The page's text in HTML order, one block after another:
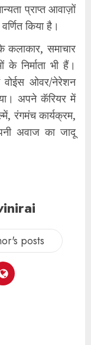
प्राप्त आवाज़ों
किया है।
समाचार
के निर्माता भी हैं।
वोईस ओवर/नेरेशन
अपने कॅरियर में
रंगमंच कार्यक्रम,
अवाज का जादू
posts